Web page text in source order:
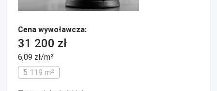
Cena wywoławcza:
31 200 zł
6,09 zł/m²
5 119 m²